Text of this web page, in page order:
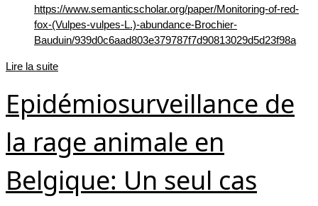
https://www.semanticscholar.org/paper/Monitoring-of-red-
fox-(Vulpes-vulpes-L.)-abundance-Brochier-
Bauduin/939d0c6aad803e379787f7d90813029d5d23f98a
Lire la suite
Epidémiosurveillance de
la rage animale en
Belgique: Un seul cas